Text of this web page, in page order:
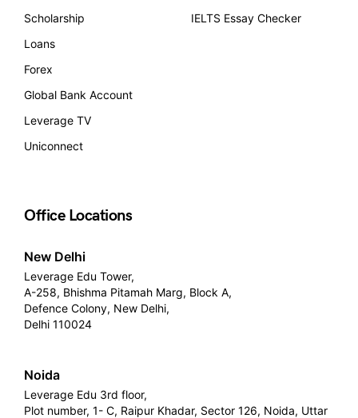
Scholarship
Loans
Forex
Global Bank Account
Leverage TV
Uniconnect
IELTS Essay Checker
Office Locations
New Delhi
Leverage Edu Tower,
A-258, Bhishma Pitamah Marg, Block A,
Defence Colony, New Delhi,
Delhi 110024
Noida
Leverage Edu 3rd floor,
Plot number, 1- C, Raipur Khadar, Sector 126, Noida, Uttar